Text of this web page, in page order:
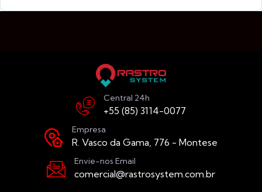
Central 24h
+55 (85) 3114-0077
Empresa
R. Vasco da Gama, 776 - Montese
Envie-nos Email
comercial@rastrosystem.com.br